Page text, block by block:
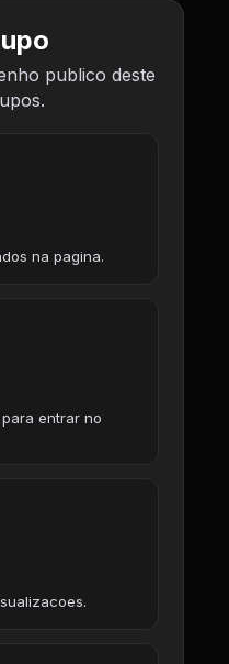
publico deste
na pagina.
entrar no